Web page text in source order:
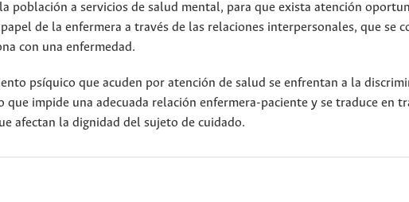
población a servicios de salud mental, para que exista atención
de la enfermera a través de las relaciones interpersonales, que se
con una enfermedad.
psíquico que acuden por atención de salud se enfrentan a la
que impide una adecuada relación enfermera-paciente y se traduce en
afectan la dignidad del sujeto de cuidado.